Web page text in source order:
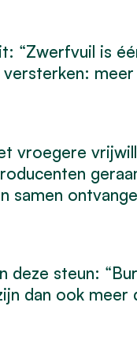
“Zwerfvuil is
versterken:
vroegere
deze steun:
dan ook meer